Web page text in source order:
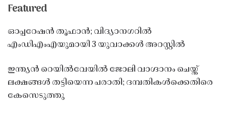
Featured
ഓപ്പറേഷൻ തൂഫാൻ; വിദ്യാനഗറിൽ
എംഡിഎംഎയുമായി 3 യുവാക്കൾ അറസ്റ്റിൽ
ഇന്ത്യൻ റെയിൽവേയിൽ ജോലി വാഗ്ദാനം ചെയ്ത്
ലക്ഷങ്ങൾ തട്ടിയെന്ന പരാതി; ദമ്പതികൾക്കെതിരെ
കേസെടുത്തു